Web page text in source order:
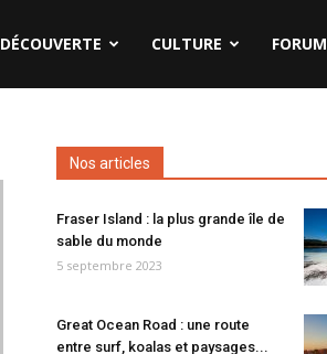
DÉCOUVERTE CULTURE FORUM
Nos articles
Fraser Island : la plus grande île de
sable du monde
5 septembre 2023
Great Ocean Road : une route
entre surf, koalas et paysages...